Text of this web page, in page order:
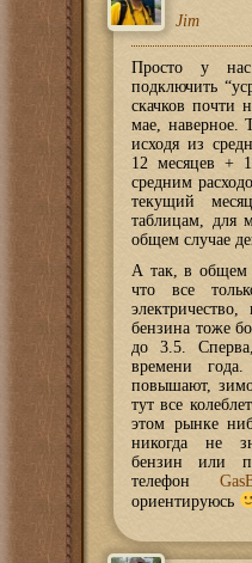
Jim
Просто у
подключить
скачков почти
мае, наверное.
исходя из
12 месяцев +
средним
текущий
таблицам, для
общем случае
А так, в общем
что все
бензина тоже
до 3.5.
времени
повышают,
тут все
этом рынке
никогда не
бензин или
телефон
ориентируюсь